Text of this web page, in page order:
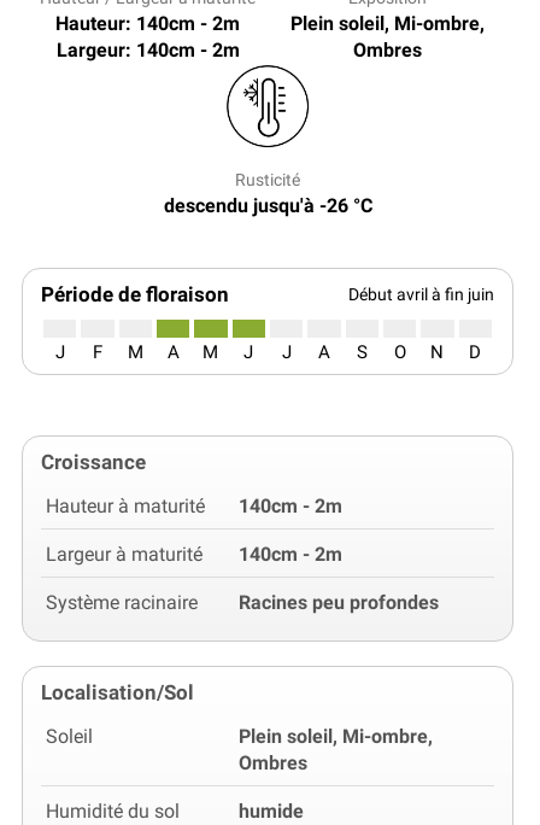
Hauteur: 140cm - 2m
Largeur: 140cm - 2m
Plein soleil, Mi-ombre,
Ombres
Rusticité
descendu jusqu'à -26 °C
Période de floraison Début avril à fin juin
J F M A M J J A S O N D
Croissance
Hauteur à maturité 140cm - 2m
Largeur à maturité 140cm - 2m
Système racinaire Racines peu profondes
Localisation/Sol
Soleil
Plein soleil, Mi-ombre,
Ombres
Humidité du sol humide